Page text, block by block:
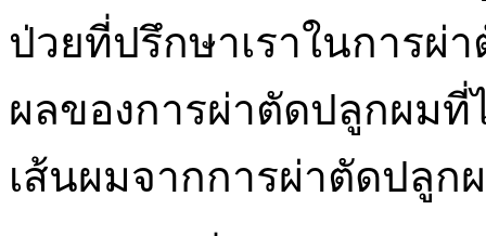
ป่วยที่ปรึกษาเราในการผ่
ผลของการผ่าตัดปลูกผม
เส้นผมจากการผ่าตัดปลูก